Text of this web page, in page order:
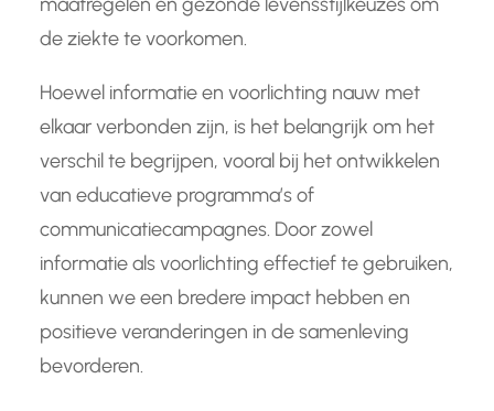
de ziekte te voorkomen.
Hoewel informatie en voorlichting nauw met
elkaar verbonden zijn, is het belangrijk om het
verschil te begrijpen, vooral bij het ontwikkelen
van educatieve programma’s of
communicatiecampagnes. Door zowel
informatie als voorlichting effectief te gebruiken,
kunnen we een bredere impact hebben en
positieve veranderingen in de samenleving
bevorderen.